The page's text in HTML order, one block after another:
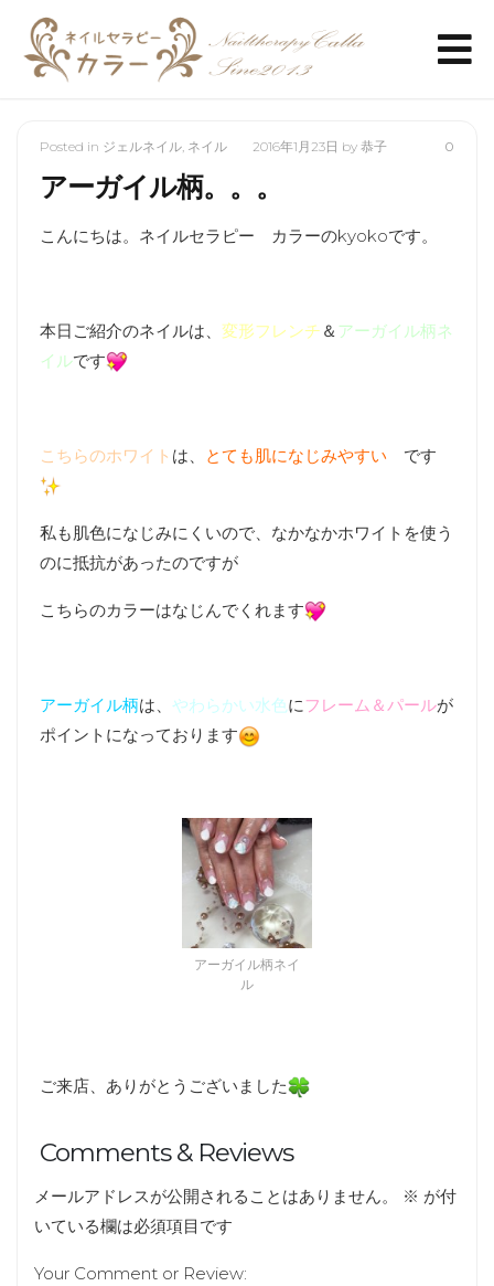
0
Posted in ジェルネイル ネイル 2016年1月23日 by 恭子
アーガイル柄。。。
こんにちは。ネイルセラピー カラーのkyokoです。
本日ご紹介のネイルは、 変形フレンチ ＆ アーガイル柄ネ
イルです
こちらのホワイト は、 とても肌になじみやすい です
私も肌色になじみにくいので、なかなかホワイトを使う
のに抵抗があったのですが
こちらのカラーはなじんでくれます
アーガイル柄は、 やわらかい水色にフレーム＆パールが
ポイントになっております
アーガイル柄ネイ
ル
ご来店、ありがとうございました
Comments & Reviews
メールアドレスが公開されることはありません。 ※ が付
いている欄は必須項目です
Your Comment or Review: